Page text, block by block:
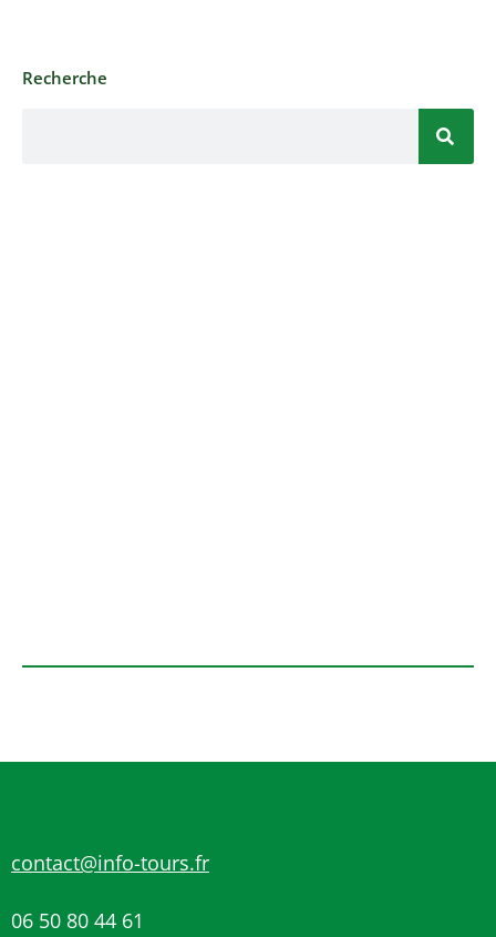
Recherche
contact@info-tours.fr
06 50 80 44 61